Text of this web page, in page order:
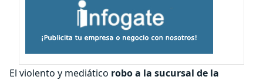
El violento y mediático robo a la sucursal de la